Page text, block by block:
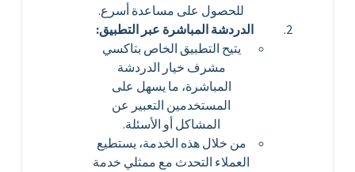
للحصول على مساعدة أسرع.
الدردشة المباشرة عبر التطبيق:
يتيح التطبيق الخاص بتاكسي
مشرف خيار الدردشة
المباشرة، ما يسهل على
المستخدمين التعبير عن
المشاكل أو الأسئلة.
من خلال هذه الخدمة، يستطيع
العملاء التحدث مع ممثلي خدمة